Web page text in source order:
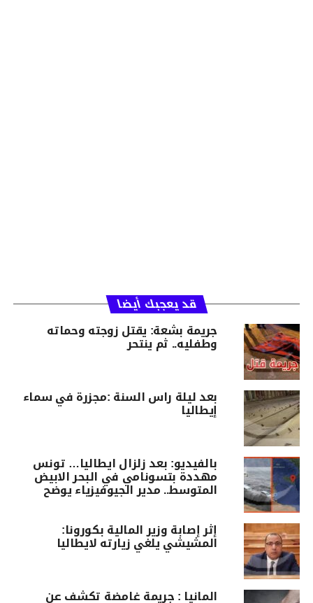
قد يعجبك أيضا
جريمة بشعة: يقتل زوجته وحماته
وطفليه.. ثم ينتحر
بعد ليلة راس السنة :مجزرة في سماء
إيطاليا
بالفيديو: بعد زلزال ايطاليا… تونس
مهددة بتسونامي في البحر الابيض
المتوسط.. مدير الجيوفيزياء يوضح
إثر إصابة وزير المالية بكورونا:
المشيشي يلغي زيارته لايطاليا
المانيا : جريمة غامضة تكشف عن